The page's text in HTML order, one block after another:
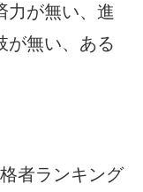
力が無い、進
が無い、ある
者ランキング